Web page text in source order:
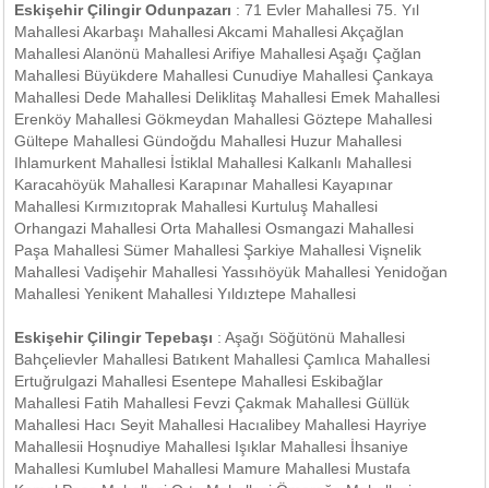
Eskişehir Çilingir Odunpazarı : 71 Evler Mahallesi 75. Yıl
Mahallesi Akarbaşı Mahallesi Akcami Mahallesi Akçağlan
Mahallesi Alanönü Mahallesi Arifiye Mahallesi Aşağı Çağlan
Mahallesi Büyükdere Mahallesi Cunudiye Mahallesi Çankaya
Mahallesi Dede Mahallesi Deliklitaş Mahallesi Emek Mahallesi
Erenköy Mahallesi Gökmeydan Mahallesi Göztepe Mahallesi
Gültepe Mahallesi Gündoğdu Mahallesi Huzur Mahallesi
Ihlamurkent Mahallesi İstiklal Mahallesi Kalkanlı Mahallesi
Karacahöyük Mahallesi Karapınar Mahallesi Kayapınar
Mahallesi Kırmızıtoprak Mahallesi Kurtuluş Mahallesi
Orhangazi Mahallesi Orta Mahallesi Osmangazi Mahallesi
Paşa Mahallesi Sümer Mahallesi Şarkiye Mahallesi Vişnelik
Mahallesi Vadişehir Mahallesi Yassıhöyük Mahallesi Yenidoğan
Mahallesi Yenikent Mahallesi Yıldıztepe Mahallesi
Eskişehir Çilingir Tepebaşı : Aşağı Söğütönü Mahallesi
Bahçelievler Mahallesi Batıkent Mahallesi Çamlıca Mahallesi
Ertuğrulgazi Mahallesi Esentepe Mahallesi Eskibağlar
Mahallesi Fatih Mahallesi Fevzi Çakmak Mahallesi Güllük
Mahallesi Hacı Seyit Mahallesi Hacıalibey Mahallesi Hayriye
Mahallesii Hoşnudiye Mahallesi Işıklar Mahallesi İhsaniye
Mahallesi Kumlubel Mahallesi Mamure Mahallesi Mustafa